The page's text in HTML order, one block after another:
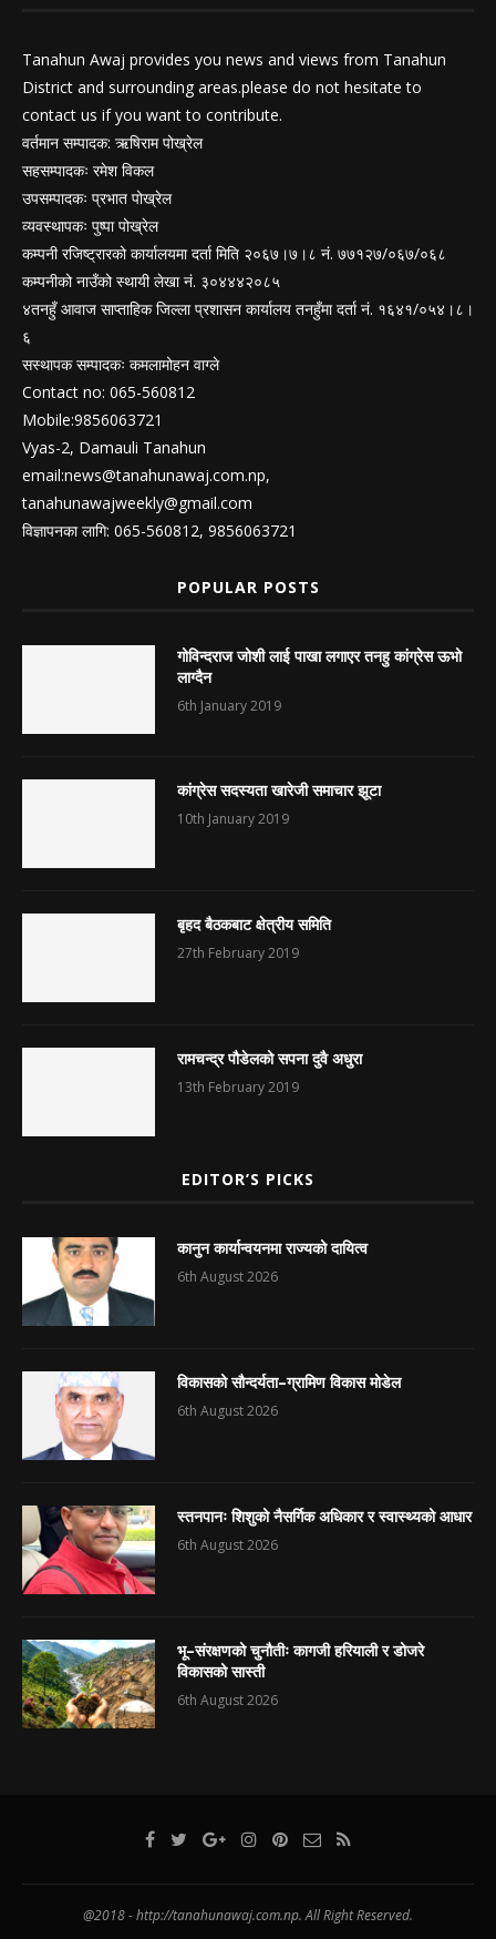
Tanahun Awaj provides you news and views from Tanahun
District and surrounding areas.please do not hesitate to
contact us if you want to contribute.
वर्तमान सम्पादक: ऋषिराम पोख्रेल
सहसम्पादकः रमेश विकल
उपसम्पादकः प्रभात पोख्रेल
व्यवस्थापकः पुष्पा पोख्रेल
कम्पनी रजिष्ट्रारको कार्यालयमा दर्ता मिति २०६७।७।८ नं. ७७१२७/०६७/०६८
कम्पनीको नाउँको स्थायी लेखा नं. ३०४४४२०८५
४तनहुँ आवाज साप्ताहिक जिल्ला प्रशासन कार्यालय तनहुँमा दर्ता नं. १६४१/०५४।८।
६
सस्थापक सम्पादकः कमलामोहन वाग्ले
Contact no: 065-560812
Mobile:9856063721
Vyas-2, Damauli Tanahun
email:news@tanahunawaj.com.np,
tanahunawajweekly@gmail.com
विज्ञापनका लागि: 065-560812, 9856063721
POPULAR POSTS
गोविन्दराज जोशी लाई पाखा लगाएर तनहु कांग्रेस ऊभो
लाग्दैन
6th January 2019
कांग्रेस सदस्यता खारेजी समाचार झूटा
10th January 2019
बृहद बैठकबाट क्षेत्रीय समिति
27th February 2019
रामचन्द्र पौडेलको सपना दुवै अधुरा
13th February 2019
EDITOR’S PICKS
कानुन कार्यान्वयनमा राज्यको दायित्व
6th August 2026
विकासको सौन्दर्यता–ग्रामिण विकास मोडेल
6th August 2026
स्तनपानः शिशुको नैसर्गिक अधिकार र स्वास्थ्यको आधार
6th August 2026
भू–संरक्षणको चुनौतीः कागजी हरियाली र डोजरे
विकासको सास्ती
6th August 2026
@2018 - http://tanahunawaj.com.np. All Right Reserved.